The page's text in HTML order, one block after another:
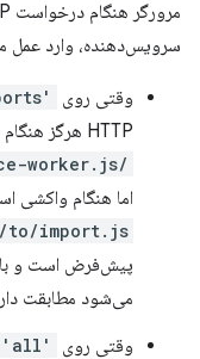
سرویس‌دهنده، وارد عمل
وقتی روی 'imports'
HTTP هرگز هنگام بررسی به‌روزرسانی‌های اسکریپت
/service-worker.js
اما هنگام واکشی
to/import.js
می‌شود مطابقت
وقتی روی
'all'